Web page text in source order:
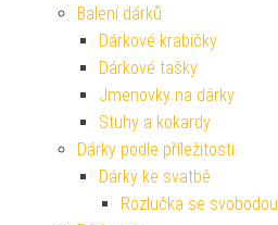
Balení dárků
Dárkové krabičky
Dárkové tašky
Jmenovky na dárky
Stuhy a kokardy
Dárky podle příležitosti
Dárky ke svatbě
Rozlučka se svobodou